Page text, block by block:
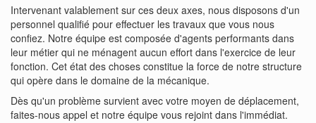
Intervenant valablement sur ces deux axes, nous disposons d'un
personnel qualifié pour effectuer les travaux que vous nous
confiez. Notre équipe est composée d'agents performants dans
leur métier qui ne ménagent aucun effort dans l'exercice de leur
fonction. Cet état des choses constitue la force de notre structure
qui opère dans le domaine de la mécanique.
Dès qu'un problème survient avec votre moyen de déplacement,
faites-nous appel et notre équipe vous rejoint dans l'immédiat.